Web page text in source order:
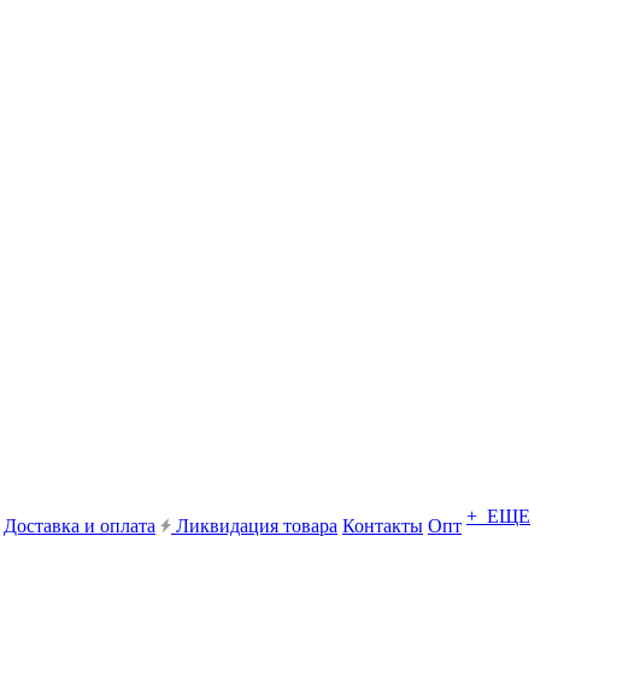
Доставка и оплата Ликвидация товара Контакты Опт + ЕЩЕ